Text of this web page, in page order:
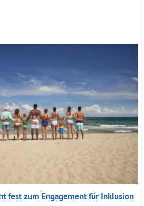
fest zum Engagement für Inklusion